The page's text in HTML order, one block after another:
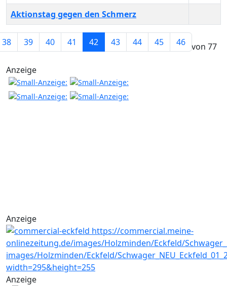
Beiträge
Aktionstag gegen den Schmerz
Seite 42 von 77
38 39 40 41 42 43 44 45 46
Anzeige
Anzeige
Anzeige